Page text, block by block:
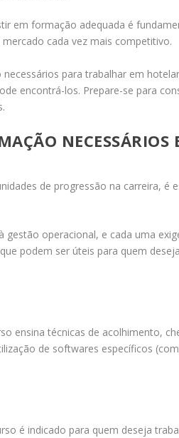
em formação adequada é
cada vez mais competitivo.
para trabalhar em
encontrá-los. Prepare-se para
NECESSÁRIOS
de progressão na carreira, é
gestão operacional, e cada uma
podem ser úteis para quem
ensina técnicas de acolhimento,
de softwares específicos
é indicado para quem deseja